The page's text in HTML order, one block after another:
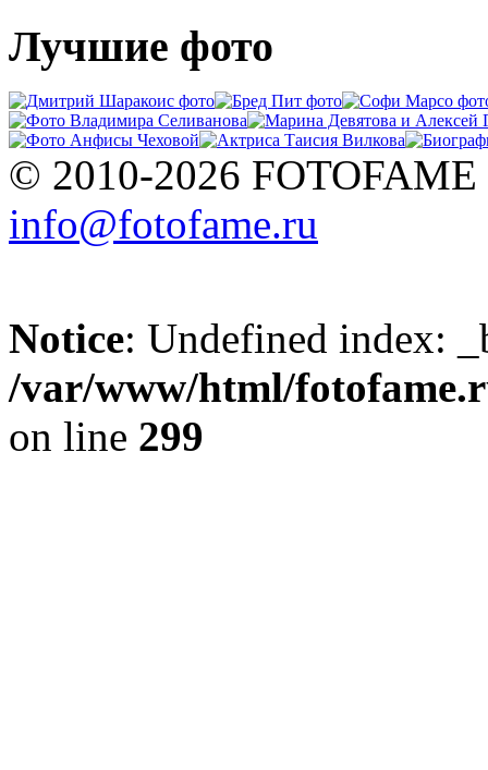
Лучшие фото
© 2010-2026 FOTOFAME
info@fotofame.ru
Notice: Undefined index:
/var/www/html/
on line 299